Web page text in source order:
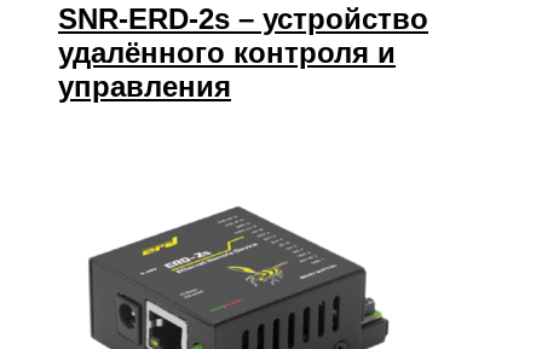
SNR-ERD-2s – устройство
удалённого контроля и
управления